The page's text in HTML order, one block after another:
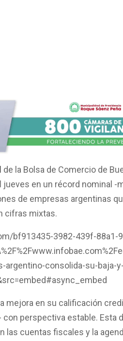
de la Bolsa de Comercio de
jueves en un récord nominal -
de empresas argentinas
cifras mixtas.
bf913435-3982-439f-88a1-
argentino-consolida-su-baja-
mejora en su calificación
con perspectiva estable. Esta
las cuentas fiscales y la